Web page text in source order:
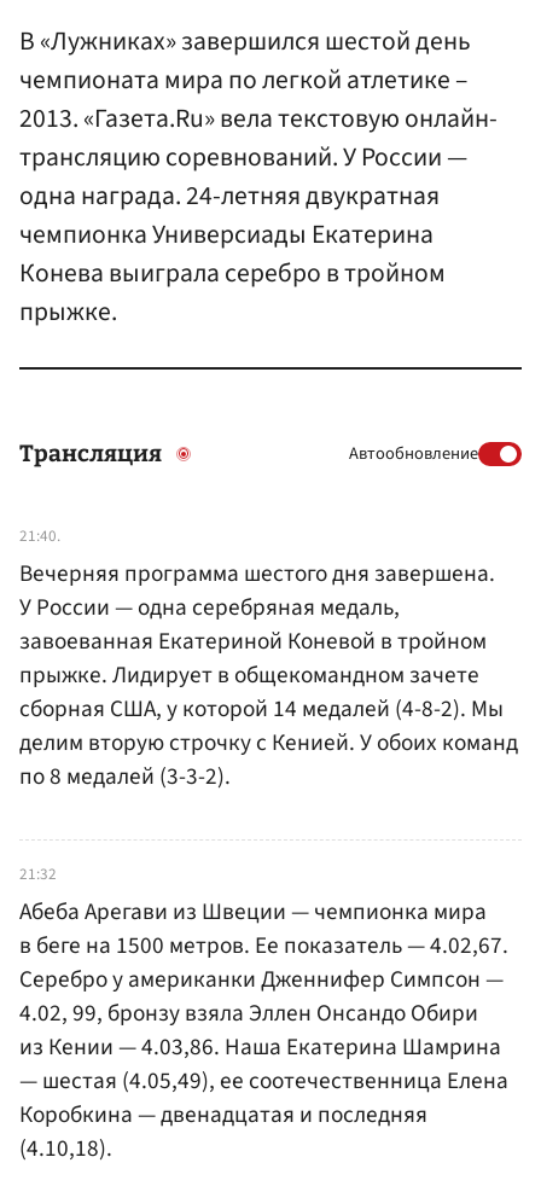
В «Лужниках» завершился шестой день
чемпионата мира по легкой атлетике –
2013. «Газета.Ru» вела текстовую онлайн-
трансляцию соревнований. У России —
одна награда. 24-летняя двукратная
чемпионка Универсиады Екатерина
Конева выиграла серебро в тройном
прыжке.
Трансляция Автообновление
21:40.
Вечерняя программа шестого дня завершена.
У России — одна серебряная медаль,
завоеванная Екатериной Коневой в тройном
прыжке. Лидирует в общекомандном зачете
сборная США, у которой 14 медалей (4-8-2). Мы
делим вторую строчку с Кенией. У обоих команд
по 8 медалей (3-3-2).
21:32
Абеба Арегави из Швеции — чемпионка мира
в беге на 1500 метров. Ее показатель — 4.02,67.
Серебро у американки Дженнифер Симпсон —
4.02, 99, бронзу взяла Эллен Онсандо Обири
из Кении — 4.03,86. Наша Екатерина Шамрина
— шестая (4.05,49), ее соотечественница Елена
Коробкина — двенадцатая и последняя
(4.10,18).